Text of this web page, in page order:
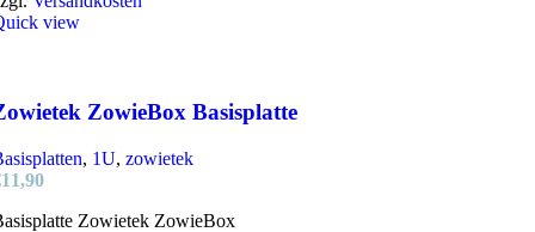
Optionen
auf
der
gewählt
view
ZowieBox Basisplatte
, 1U, zowietek
11,90
Zowietek ZowieBox